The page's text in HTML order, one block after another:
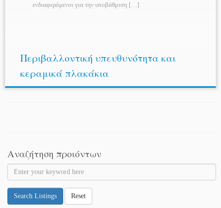
ενδιαφερόμενοι για την υποβάθμιση […]
Περιβαλλοντική υπευθυνότητα και
κεραμικά πλακάκια
Αναζήτηση προιόντων
Search Listings Reset